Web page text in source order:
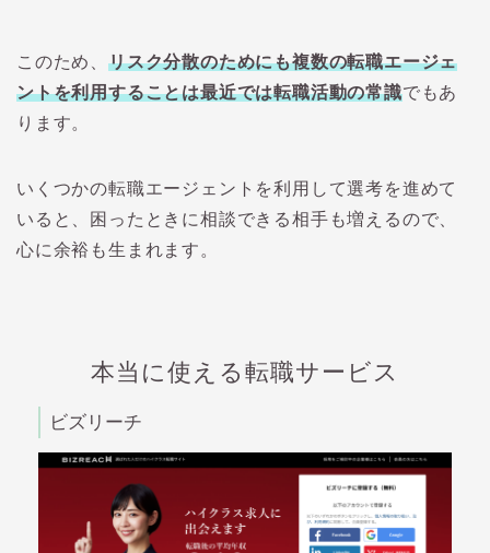
このため、 リスク分散のためにも複数の転職エージェ
ントを利用することは最近では転職活動の常識でもあ
ります。
いくつかの転職エージェントを利用して選考を進めて
いると、困ったときに相談できる相手も増えるので、
心に余裕も生まれます。
本当に使える転職サービス
ビズリーチ